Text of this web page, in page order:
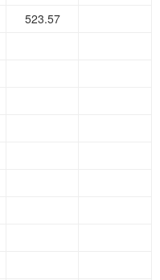
523.57